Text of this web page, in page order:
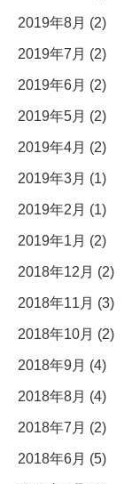
2019年8月 (2)
2019年7月 (2)
2019年6月 (2)
2019年5月 (2)
2019年4月 (2)
2019年3月 (1)
2019年2月 (1)
2019年1月 (2)
2018年12月 (2)
2018年11月 (3)
2018年10月 (2)
2018年9月 (4)
2018年8月 (4)
2018年7月 (2)
2018年6月 (5)